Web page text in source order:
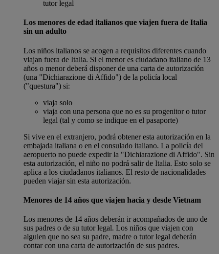
tutor legal
Los menores de edad italianos que viajen fuera de Italia
sin un adulto
Los niños italianos se acogen a requisitos diferentes cuando
viajan fuera de Italia. Si el menor es ciudadano italiano de 13
años o menor deberá disponer de una carta de autorización
(una "Dichiarazione di Affido") de la policía local
("questura") si:
viaja solo
viaja con una persona que no es su progenitor o tutor
legal (tal y como se indique en el pasaporte)
Si vive en el extranjero, podrá obtener esta autorización en la
embajada italiana o en el consulado italiano. La policía del
aeropuerto no puede expedir la "Dichiarazione di Affido". Sin
esta autorización, el niño no podrá salir de Italia. Esto solo se
aplica a los ciudadanos italianos. El resto de nacionalidades
pueden viajar sin esta autorización.
Menores de 14 años que viajen hacia y desde Vietnam
Los menores de 14 años deberán ir acompañados de uno de
sus padres o de su tutor legal. Los niños que viajen con
alguien que no sea su padre, madre o tutor legal deberán
contar con una carta de autorización de sus padres.